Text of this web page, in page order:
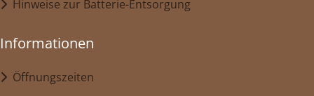
Hinweise zur Batterie-Entsorgung
Informationen
Öffnungszeiten